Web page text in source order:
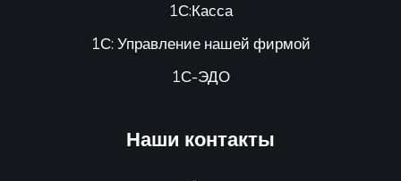
1С:Касса
1С: Управление нашей фирмой
1С-ЭДО
Наши контакты